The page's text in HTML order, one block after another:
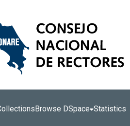
Browse DSpace Statistics